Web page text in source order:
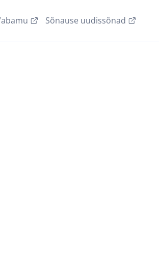
Sõnause uudissõnad